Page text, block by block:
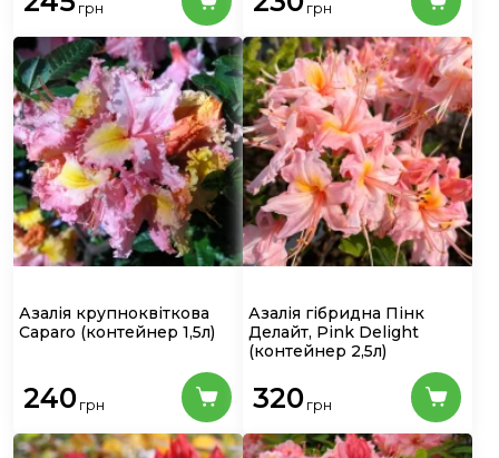
грн грн
Азалія крупноквіткова
Caparo (контейнер 1,5л)
240 грн
Азалія гібридна Пінк
Делайт, Pink Delight
(контейнер 2,5л)
320 грн